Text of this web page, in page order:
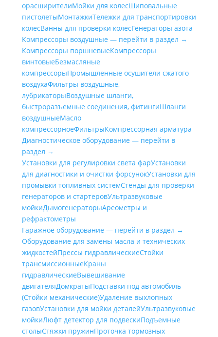
орасширителиМойки для колесШиповальные
пистолетыМонтажкиТележки для транспортировки
колесВанны для проверки колесГенераторы азота
Компрессоры воздушные — перейти в раздел →
Компрессоры поршневыеКомпрессоры
винтовыеБезмасляные
компрессорыПромышленные осушители сжатого
воздухаФильтры воздушные,
лубрикаторыВоздушные шланги,
быстроразъемные соединения, фитингиШланги
воздушныеМасло
компрессорноеФильтрыКомпрессорная арматура
Диагностическое оборудование — перейти в
раздел →
Установки для регулировки света фарУстановки
для диагностики и очистки форсунокУстановки для
промывки топливных системСтенды для проверки
генераторов и стартеровУльтразвуковые
мойкиДымогенераторыАреометры и
рефрактометры
Гаражное оборудование — перейти в раздел →
Оборудование для замены масла и технических
жидкостейПрессы гидравлическиеСтойки
трансмиссионныеКраны
гидравлическиеВывешивание
двигателяДомкратыПодставки под автомобиль
(Стойки механические)Удаление выхлопных
газовУстановки для мойки деталейУльтразвуковые
мойкиЛюфт детектор для подвескиПодъемные
столыСтяжки пружинПроточка тормозных